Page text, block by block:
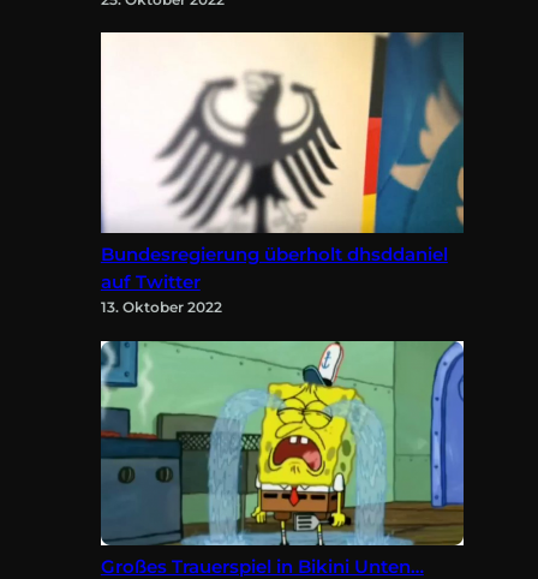
Bundesregierung überholt dhsddaniel
auf Twitter
13. Oktober 2022
Großes Trauerspiel in Bikini Unten…